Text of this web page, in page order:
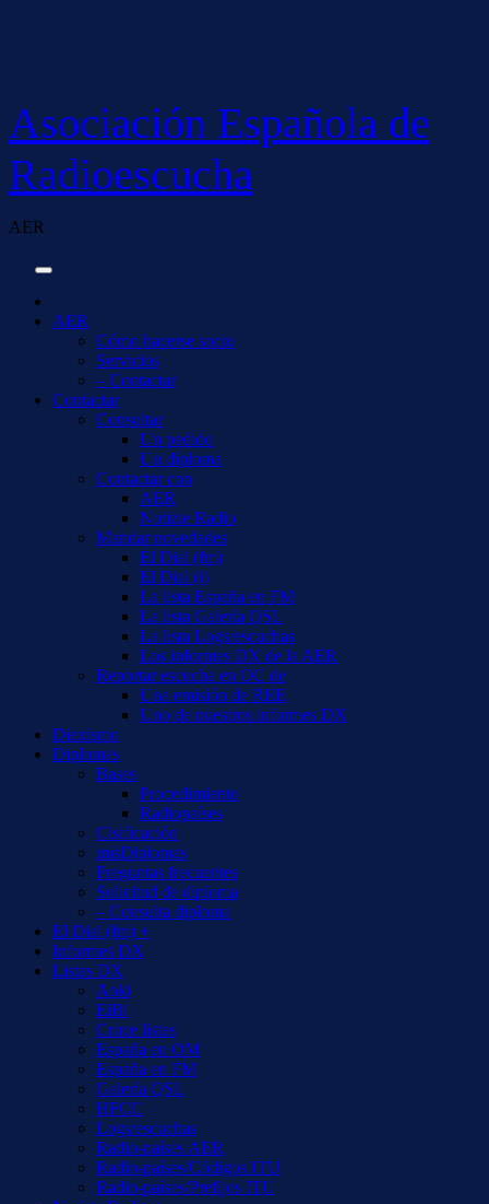
Asociación Española de
Radioescucha
AER
AER
Cómo hacerse socio
Servicios
– Contactar
Contactar
Consultar
Un pedido
Un diploma
Contactar con
AER
Notizie Radio
Mandar novedades
El Dial (fm)
El Dial (i)
La lista España en FM
La lista Galería QSL
La lista Logs/escuchas
Los informes DX de la AER
Reportar escucha en OC de
Una emisión de REE
Uno de nuestros informes DX
Diexismo
Diplomas
Bases
Procedimiento
Radiopaíses
Clsificación
misDiplomas
Preguntas frecuentes
Solicitud de diploma
– Consulta diploma
El Dial (fm) +
Informes DX
Listas DX
Aoki
EiBi
Cruce listas
España en OM
España en FM
Galería QSL
HFCC
Logs/escuchas
Radio-países AER
Radio-países/Códigos ITU
Radio-países/Prefijos ITU